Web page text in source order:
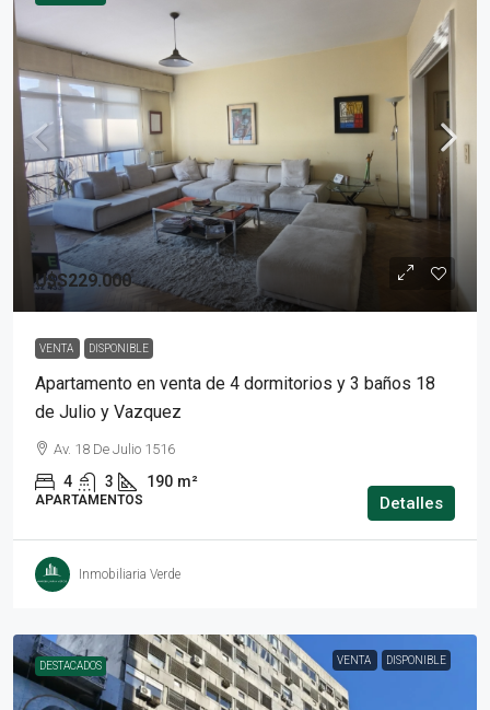
U$S229.000
VENTA DISPONIBLE
Apartamento en venta de 4 dormitorios y 3 baños 18
de Julio y Vazquez
Av. 18 De Julio 1516
4 3 190 m²
APARTAMENTOS Detalles
Inmobiliaria Verde
DESTACADOS VENTA DISPONIBLE